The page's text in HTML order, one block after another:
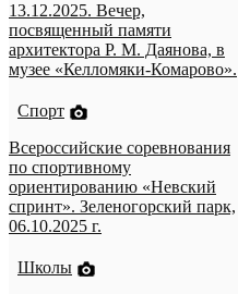
13.12.2025. Вечер,
посвященный памяти
архитектора Р. М. Даянова, в
музее «Келломяки-Комарово».
Спорт
Всероссийские соревнования
по спортивному
ориентированию «Невский
спринт». Зеленогорский парк,
06.10.2025 г.
Школы